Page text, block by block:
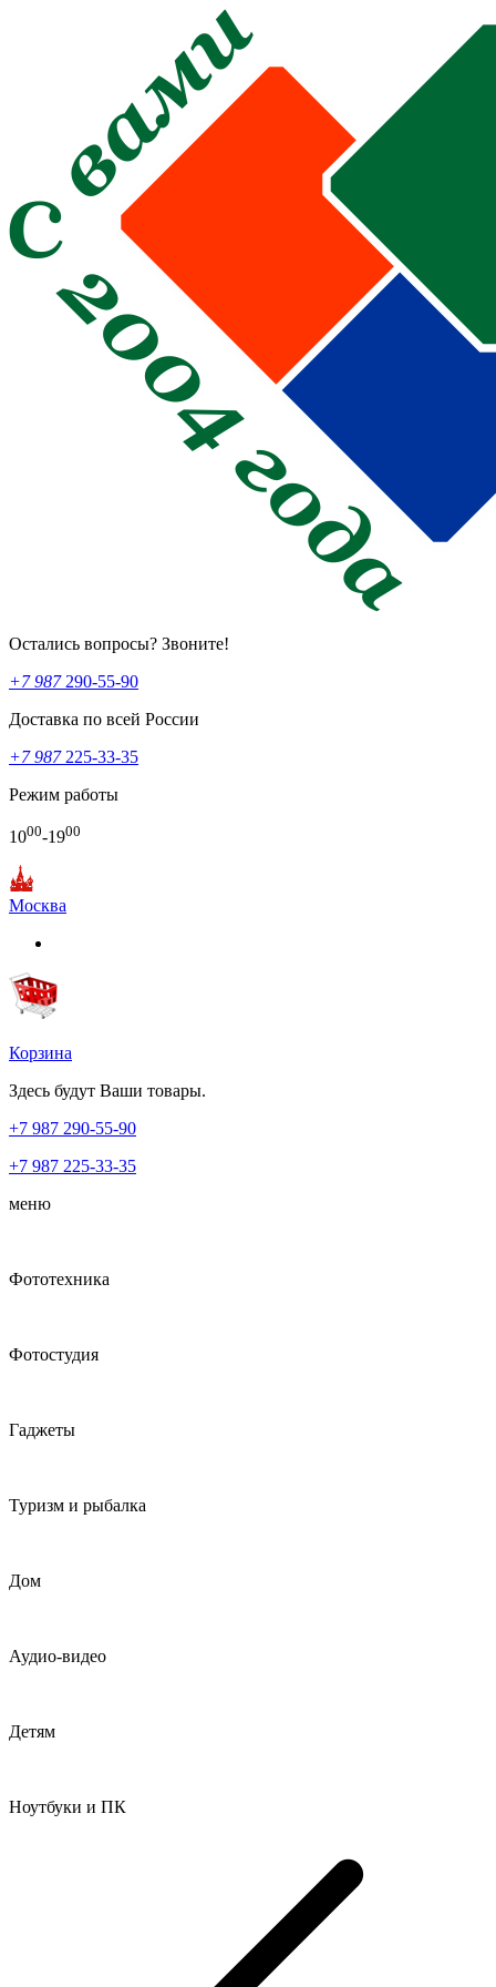
Остались вопросы? Звоните!
+7 987290-55-90
Доставка по всей России
+7 987225-33-35
Режим работы
1000-1900
Москва
Корзина
Здесь будут Ваши товары.
+7 987 290-55-90
+7 987 225-33-35
меню
Фототехника
Фотостудия
Гаджеты
Туризм и рыбалка
Дом
Аудио-видео
Детям
Ноутбуки и ПК